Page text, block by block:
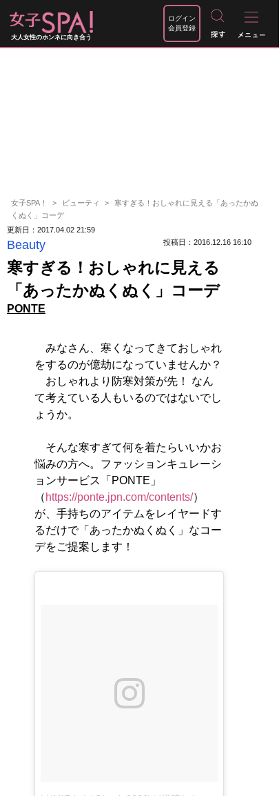
大人女性のホンネに向き合う
ログイン
会員登録
女子SPA！ ビューティ
寒すぎる！おしゃれに見える「あったかぬ
くぬく」コーデ
更新日：2017.04.02 21:59
Beauty 投稿日：2016.12.16 16:10
寒すぎる！おしゃれに見える
「あったかぬくぬく」コーデ
PONTE
みなさん、寒くなってきておしゃれ
をするのが億劫になっていませんか？
おしゃれより防寒対策が先！ なん
て考えている人もいるのではないでし
ょうか。
そんな寒すぎて何を着たらいいかお
悩みの方へ。ファッションキュレーシ
ョンサービス「PONTE」
（ https://ponte.jpn.com/contents/）
が、手持ちのアイテムをレイヤードす
るだけで「あったかぬくぬく」なコー
デをご提案します！